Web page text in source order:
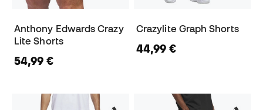
Anthony Edwards Crazy
Lite Shorts
54,99 €
Crazylite Graph Shorts
44,99 €